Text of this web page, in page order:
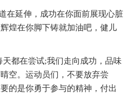
在延伸，成功在你面前展现心脏
煌在你脚下铸就加油吧，健儿
天都在尝试;我们走向成功，品味
空。运动员们，不要放弃尝
的是你勇于参与的精神，付出